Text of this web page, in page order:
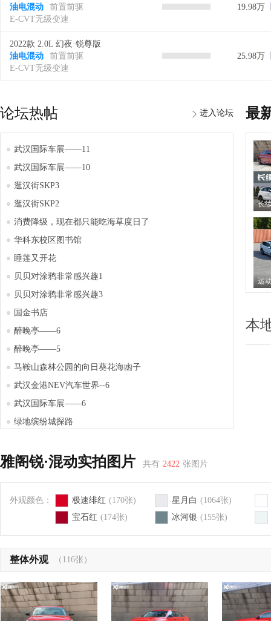
油电混动
前置前驱
E-CVT无级变速
19.98万
2022款 2.0L 幻夜·锐尊版
油电混动
前置前驱
E-CVT无级变速
25.98万
论坛热帖 进入论坛
武汉国际车展——11
武汉国际车展——10
逛汉街SKP3
逛汉街SKP2
消费降级，现在都只能吃海草度日了
华科东校区图书馆
睡莲又开花
贝贝对涂鸦非常感兴趣1
贝贝对涂鸦非常感兴趣3
国金书店
醉晚亭——6
醉晚亭——5
马鞍山森林公园的向日葵花海凼子
武汉金港NEV汽车世界--6
武汉国际车展——6
绿地缤纷城探路
武商梦时代4
宝马MiNi新款电动车试驾会(下)
最
本
雅阁锐·混动实拍图片 共有 2422 张图片
外观颜色： 极速绯红 (170张) 星月白 (1064张)
宝石红 (174张) 冰河银 (155张)
整体外观 （116张）